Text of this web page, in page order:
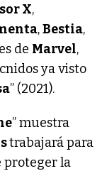
X,
,Bestia,
de Marvel,
ya visto
” (2021).
” muestra
trabajará para
proteger la